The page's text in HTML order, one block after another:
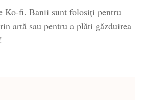
Ko-fi. Banii sunt folosiți pentru
artă sau pentru a plăti găzduirea